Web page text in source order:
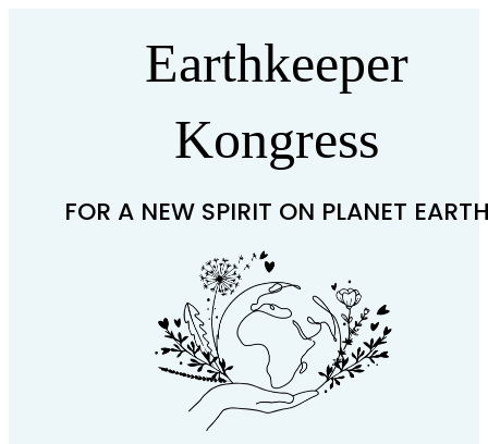
Earthkeeper
Kongress
FOR A NEW SPIRIT ON PLANET